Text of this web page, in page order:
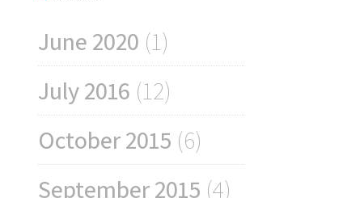
June 2020 (1)
July 2016 (12)
October 2015 (6)
September 2015 (4)